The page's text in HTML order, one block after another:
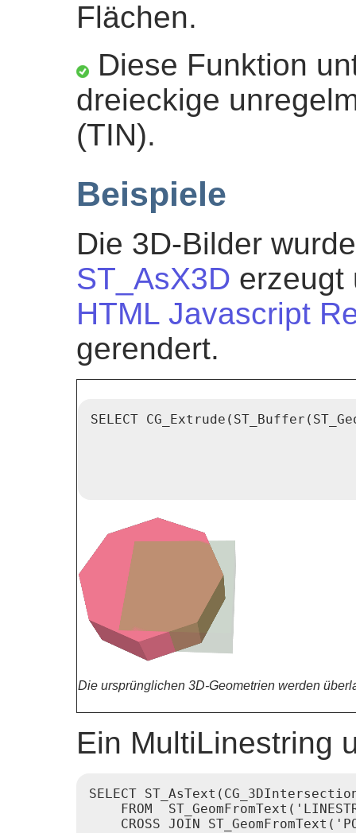
Flächen.
Diese Funktion
dreieckige
(TIN).
Beispiele
Die 3D-Bilder
ST_AsX3D erzeugt
HTML Javascript
gerendert.
SELECT
Die ursprünglichen 3D-Geometrien werden
Ein MultiLinestring
SELECT
FROM
CROSS JOIN